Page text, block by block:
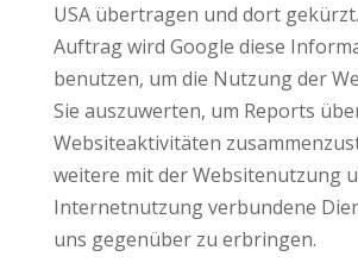
USA übertragen und dort
Auftrag wird Google diese
benutzen, um die Nutzung der
Sie auszuwerten, um Reports
Websiteaktivitäten
weitere mit der Websitenutzung
Internetnutzung verbundene
uns gegenüber zu erbringen.